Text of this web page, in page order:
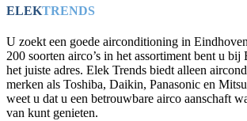
ELEKTRENDS
U zoekt een goede airconditioning in
200 soorten airco’s in het assortiment bent u bij
het juiste adres. Elek Trends biedt alleen
merken als Toshiba, Daikin, Panasonic en
weet u dat u een betrouwbare airco aanschaft
van kunt genieten.